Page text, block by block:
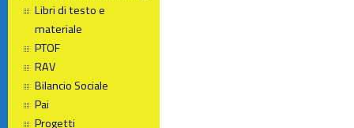
Libri di testo e
materiale
PTOF
RAV
Bilancio Sociale
Pai
Progetti